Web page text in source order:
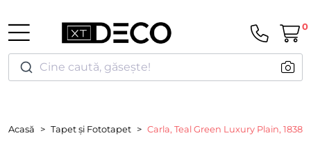
Cine caută, găsește!
0
Acasă Tapet și Fototapet Carla, Teal Green Luxury Plain, 1838